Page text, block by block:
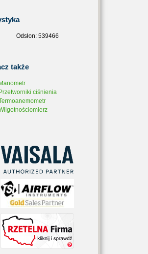
Odsłon: 539466
także
Manometr
Przetworniki ciśnienia